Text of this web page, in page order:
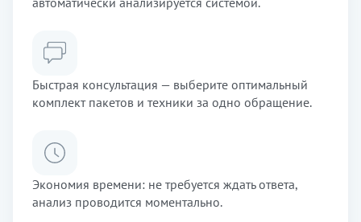
Быстрая консультация — выберите оптимальный
комплект пакетов и техники за одно обращение.
Экономия времени: не требуется ждать ответа,
анализ проводится моментально.